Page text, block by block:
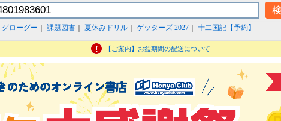
グローグー 課題図書 夏休みドリル ゲッターズ 2027 十二国記【予約】
【ご案内】お盆期間の配送について